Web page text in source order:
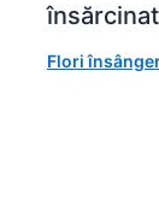
Flori